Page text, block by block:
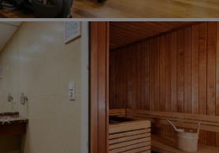
Tagungen und
Veranstaltungen
Entdecken Sie
Einen Meetingraum
Fordern Sie ein Angebot
Veranstaltungsorte